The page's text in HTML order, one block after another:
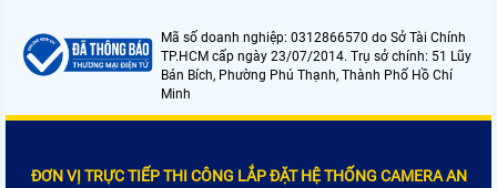
Mã số doanh nghiệp: 0312866570 do Sở Tài Chính
TP.HCM cấp ngày 23/07/2014. Trụ sở chính: 51 Lũy
Bán Bích, Phường Phú Thạnh, Thành Phố Hồ Chí
Minh
ĐƠN VỊ TRỰC TIẾP THI CÔNG LẮP ĐẶT HỆ THỐNG CAMERA AN